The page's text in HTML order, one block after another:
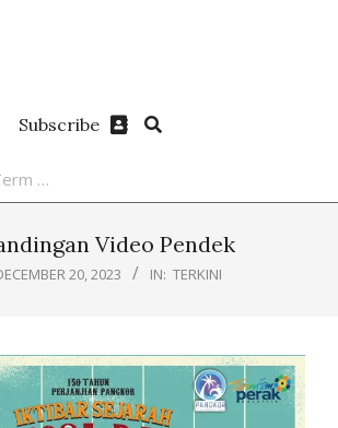
Subscribe
Video Pendek
20, 2023 IN: TERKINI